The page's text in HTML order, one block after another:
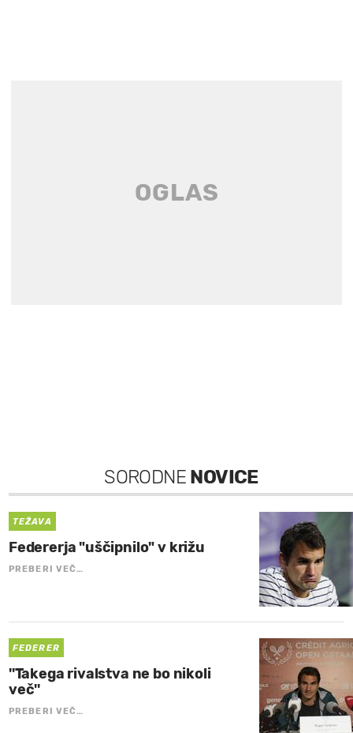
SORODNE NOVICE
TEŽAVA
Federerja "uščipnilo" v križu
PREBERI VEČ…
FEDERER
''Takega rivalstva ne bo nikoli
več''
PREBERI VEČ…